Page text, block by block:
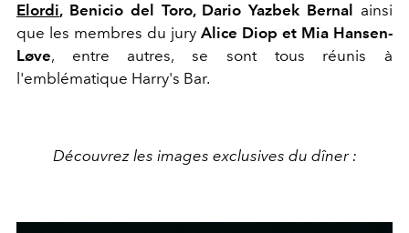
Elordi, Benicio del Toro, Dario Yazbek Bernal ainsi
que les membres du jury Alice Diop et Mia Hansen-
Løve, entre autres, se sont tous réunis à
l'emblématique Harry's Bar.
Découvrez les images exclusives du dîner :